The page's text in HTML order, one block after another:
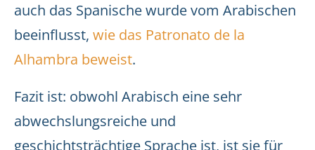
auch das Spanische wurde vom Arabischen
beeinflusst, wie das Patronato de la
Alhambra beweist.
Fazit ist: obwohl Arabisch eine sehr
abwechslungsreiche und
geschichtsträchtige Sprache ist, ist sie für